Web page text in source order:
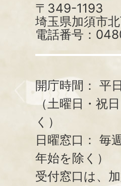
〒349-1193
埼玉県加須市
電話番号：
開庁時間： 平
（土曜日・祝
く）
日曜窓口： 毎
年始を除く）
受付窓口は、